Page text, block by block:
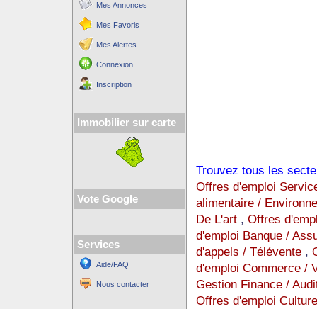
Mes Annonces
Mes Favoris
Mes Alertes
Connexion
Inscription
Immobilier sur carte
Vote Google
Services
Aide/FAQ
Nous contacter
Trouvez tous les
Offres d'emploi
alimentaire /
De L'art , Offres
d'emploi Banque /
d'appels / Télévente ,
d'emploi Commerce /
Gestion Finance /
Offres d'emploi